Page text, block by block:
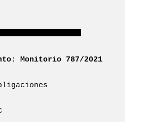
Monitorio 787/2021